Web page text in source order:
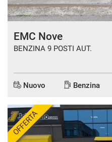
EMC Nove
BENZINA 9 POSTI AUT.
Nuovo Benzina
OFFERTA